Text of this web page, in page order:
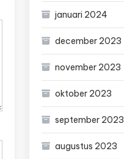
januari 2024
december 2023
november 2023
oktober 2023
september 2023
augustus 2023